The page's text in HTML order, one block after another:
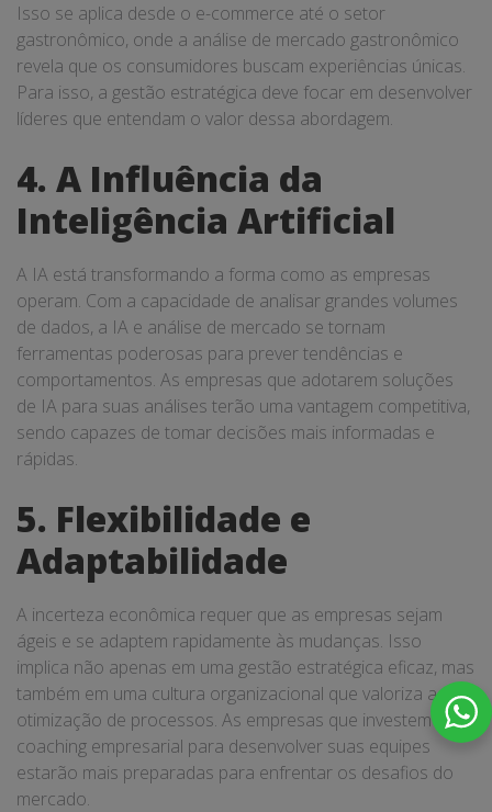
Isso se aplica desde o e-commerce até o setor
gastronômico, onde a análise de mercado gastronômico
revela que os consumidores buscam experiências únicas.
Para isso, a gestão estratégica deve focar em desenvolver
líderes que entendam o valor dessa abordagem.
4. A Influência da
Inteligência Artificial
A IA está transformando a forma como as empresas
operam. Com a capacidade de analisar grandes volumes
de dados, a IA e análise de mercado se tornam
ferramentas poderosas para prever tendências e
comportamentos. As empresas que adotarem soluções
de IA para suas análises terão uma vantagem competitiva,
sendo capazes de tomar decisões mais informadas e
rápidas.
5. Flexibilidade e
Adaptabilidade
A incerteza econômica requer que as empresas sejam
ágeis e se adaptem rapidamente às mudanças. Isso
implica não apenas em uma gestão estratégica eficaz, mas
também em uma cultura organizacional que valoriza a
otimização de processos. As empresas que investem em
coaching empresarial para desenvolver suas equipes
estarão mais preparadas para enfrentar os desafios do
mercado.